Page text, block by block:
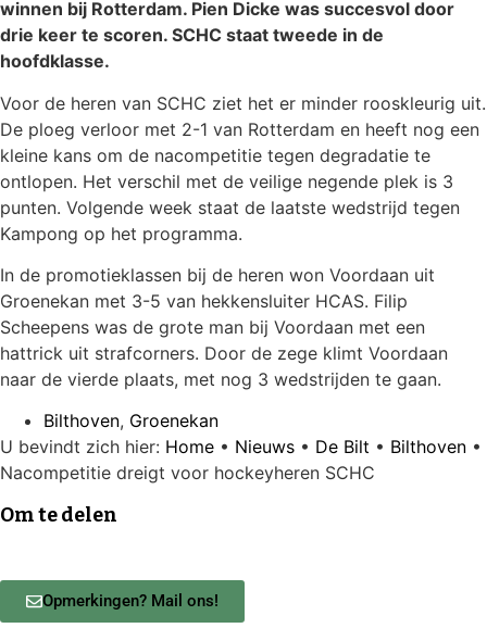
winnen bij Rotterdam. Pien Dicke was succesvol door
drie keer te scoren. SCHC staat tweede in de
hoofdklasse.
Voor de heren van SCHC ziet het er minder rooskleurig uit.
De ploeg verloor met 2-1 van Rotterdam en heeft nog een
kleine kans om de nacompetitie tegen degradatie te
ontlopen. Het verschil met de veilige negende plek is 3
punten. Volgende week staat de laatste wedstrijd tegen
Kampong op het programma.
In de promotieklassen bij de heren won Voordaan uit
Groenekan met 3-5 van hekkensluiter HCAS. Filip
Scheepens was de grote man bij Voordaan met een
hattrick uit strafcorners. Door de zege klimt Voordaan
naar de vierde plaats, met nog 3 wedstrijden te gaan.
Bilthoven, Groenekan
U bevindt zich hier: Home • Nieuws • De Bilt • Bilthoven •
Nacompetitie dreigt voor hockeyheren SCHC
Om te delen
Opmerkingen? Mail ons!